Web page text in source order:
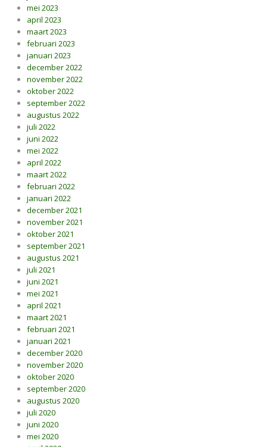
mei 2023
april 2023
maart 2023
februari 2023
januari 2023
december 2022
november 2022
oktober 2022
september 2022
augustus 2022
juli 2022
juni 2022
mei 2022
april 2022
maart 2022
februari 2022
januari 2022
december 2021
november 2021
oktober 2021
september 2021
augustus 2021
juli 2021
juni 2021
mei 2021
april 2021
maart 2021
februari 2021
januari 2021
december 2020
november 2020
oktober 2020
september 2020
augustus 2020
juli 2020
juni 2020
mei 2020